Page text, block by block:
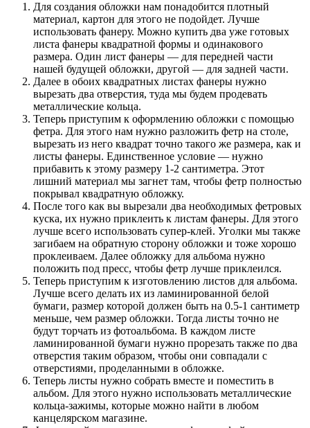
Для создания обложки нам понадобится плотный
материал, картон для этого не подойдет. Лучше
использовать фанеру. Можно купить два уже готовых
листа фанеры квадратной формы и одинакового
размера. Один лист фанеры — для передней части
нашей будущей обложки, другой — для задней части.
Далее в обоих квадратных листах фанеры нужно
вырезать два отверстия, туда мы будем продевать
металлические кольца.
Теперь приступим к оформлению обложки с помощью
фетра. Для этого нам нужно разложить фетр на столе,
вырезать из него квадрат точно такого же размера, как и
листы фанеры. Единственное условие — нужно
прибавить к этому размеру 1-2 сантиметра. Этот
лишний материал мы загнет там, чтобы фетр полностью
покрывал квадратную обложку.
После того как вы вырезали два необходимых фетровых
куска, их нужно приклеить к листам фанеры. Для этого
лучше всего использовать супер-клей. Уголки мы также
загибаем на обратную сторону обложки и тоже хорошо
проклеиваем. Далее обложку для альбома нужно
положить под пресс, чтобы фетр лучше приклеился.
Теперь приступим к изготовлению листов для альбома.
Лучше всего делать их из ламинированной белой
бумаги, размер которой должен быть на 0.5-1 сантиметр
меньше, чем размер обложки. Тогда листы точно не
будут торчать из фотоальбома. В каждом листе
ламинированной бумаги нужно прорезать также по два
отверстия таким образом, чтобы они совпадали с
отверстиями, проделанными в обложке.
Теперь листы нужно собрать вместе и поместить в
альбом. Для этого нужно использовать металлические
кольца-зажимы, которые можно найти в любом
канцелярском магазине.